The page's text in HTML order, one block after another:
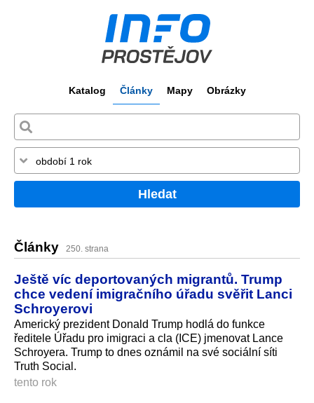
Katalog Články Mapy Obrázky
Hledat
Články 250. strana
Ještě víc deportovaných migrantů. Trump
chce vedení imigračního úřadu svěřit Lanci
Schroyerovi
Americký prezident Donald Trump hodlá do funkce
ředitele Úřadu pro imigraci a cla (ICE) jmenovat Lance
Schroyera. Trump to dnes oznámil na své sociální síti
Truth Social.
tento rok